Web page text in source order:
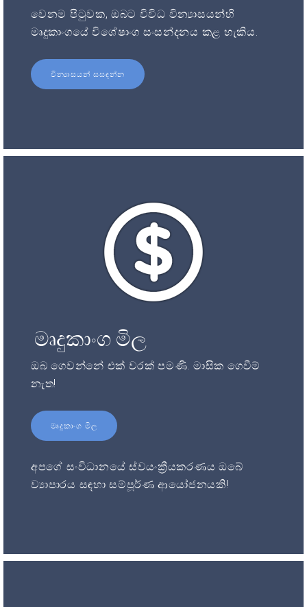
වෙනම පිටුවක, ඔබට විවිධ වින්‍යාසයන්හි
මෘදුකාංගයේ විශේෂාංග සංසන්දනය කළ හැකිය.
වින්‍යාසයන් සසඳන්න
මෘදුකාංග මිල
ඔබ ගෙවන්නේ එක් වරක් පමණි. මාසික ගෙවීම්
නැත!
මෘදුකාංග මිල
අපගේ සංවිධානයේ ස්වයංක්‍රීයකරණය ඔබේ
ව්‍යාපාරය සඳහා සම්පූර්ණ ආයෝජනයකි!